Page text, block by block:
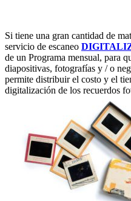
Si tiene una gran cantidad de
servicio de escaneo
de un Programa mensual, para
diapositivas, fotografías y / o
permite distribuir el costo y el
digitalización de los recuerdos